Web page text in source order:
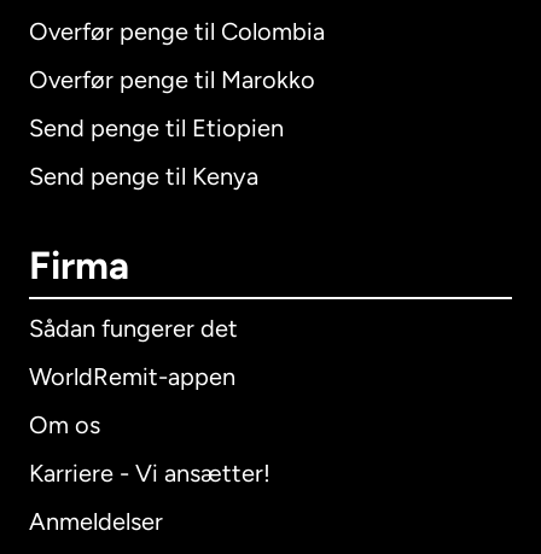
Overfør penge til Colombia
Overfør penge til Marokko
Send penge til Etiopien
Send penge til Kenya
Firma
Sådan fungerer det
WorldRemit-appen
Om os
Karriere - Vi ansætter!
Anmeldelser